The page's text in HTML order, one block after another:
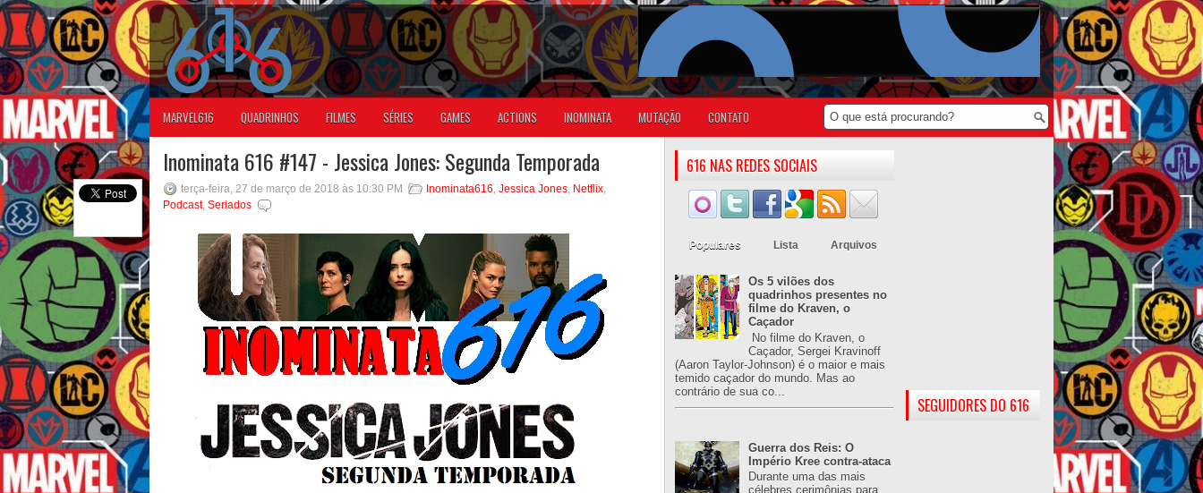
MARVEL616 QUADRINHOS FILMES SÉRIES GAMES ACTIONS INOMINATA MUTAÇÃO CONTATO
Inominata 616 #147 - Jessica Jones: Segunda Temporada
terça-feira, 27 de março de 2018 às 10:30 PM Inominata616, Jessica Jones, Netflix,
Podcast, Seriados
616 NAS REDES SOCIAIS
Populares Lista Arquivos
Os 5 vilões dos
quadrinhos presentes no
filme do Kraven, o
Caçador
No filme do Kraven, o
Caçador, Sergei Kravinoff
(Aaron Taylor-Johnson) é o maior e mais
temido caçador do mundo. Mas ao
contrário de sua co...
Guerra dos Reis: O
Império Kree contra-ataca
Durante uma das mais
célebres cerimônias para
SEGUIDORES DO 616